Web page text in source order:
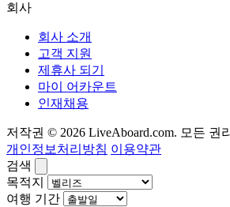
회사
회사 소개
고객 지원
제휴사 되기
마이 어카운트
인재채용
저작권 © 2026 LiveAboard.com. 모든 권
개인정보처리방침 이용약관
검색
목적지
여행 기간